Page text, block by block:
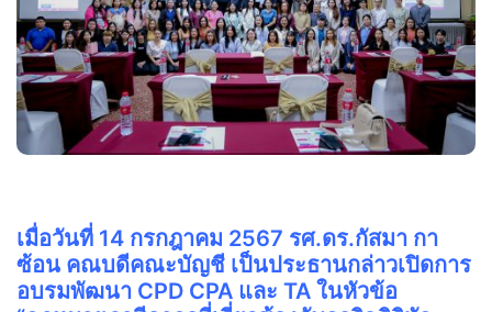
เมื่อวันที่ 14 กรกฎาคม 2567 รศ.ดร.กัสมา กา
ซ้อน คณบดีคณะบัญชี เป็นประธานกล่าวเปิดการ
อบรมพัฒนา CPD CPA และ TA ในหัวข้อ